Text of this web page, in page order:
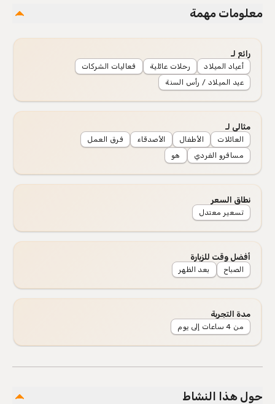
معلومات مهمة
رائع لـ
أعياد الميلاد رحلات عائلية
فعاليات الشركات
عيد الميلاد / رأس السنة
مثالي لـ
العائلات الأطفال الأصدقاء
فرق العمل
مسافرو الفردي
هو
نطاق السعر
تسعير معتدل
أفضل وقت للزيارة
الصباح بعد الظهر
مدة التجربة
من 4 ساعات إلى يوم
حول هذا النشاط